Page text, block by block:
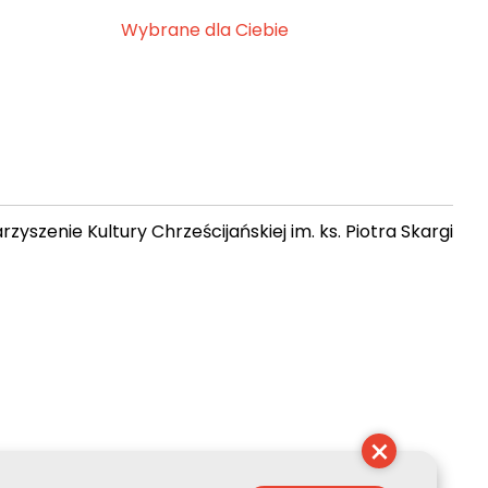
Wybrane dla Ciebie
Kultury Chrześcijańskiej im. ks. Piotra Skargi
×